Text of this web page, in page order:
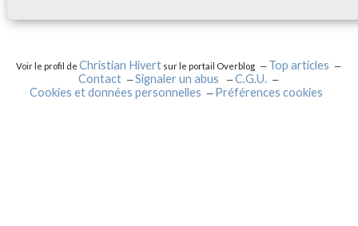
Voir le profil deChristian Hivert sur le portail Overblog
Top articles
Contact
Signaler un abus
C.G.U.
Cookies et données personnelles
Préférences cookies